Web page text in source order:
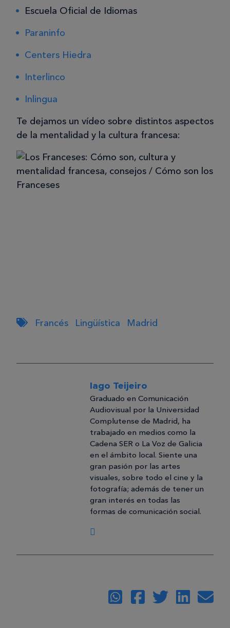
Escuela Oficial de Idiomas
Paraninfo
Centers Hiedra
Interlinco
Inlingua
Te dejamos un vídeo sobre distintos aspectos
de la mentalidad y la cultura francesa:
Francés Lingüística Madrid
Iago Teijeiro
Graduado en Comunicación
Audiovisual por la Universidad
Complutense de Madrid, ha
trabajado en medios como la
Cadena SER o La Voz de Galicia
en el ámbito local. Siente una
gran pasión por las artes
visuales, sobre todo el cine y la
fotografía; además de tener un
gran interés en todas las
formas de comunicación social.